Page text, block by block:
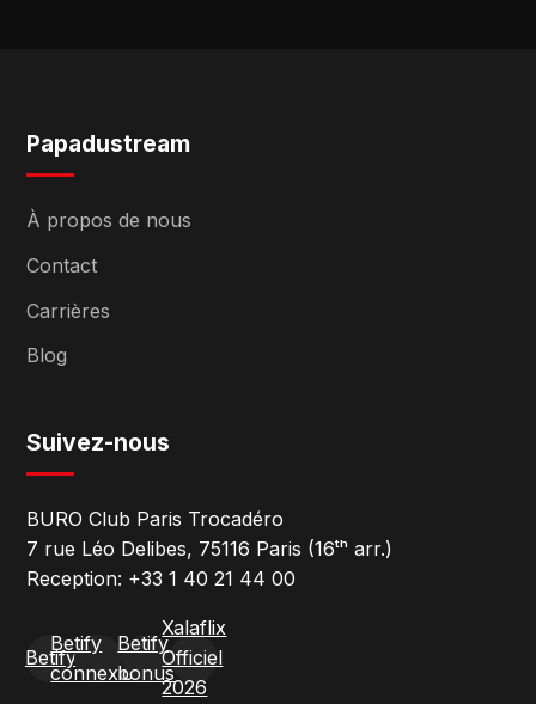
Papadustream
À propos de nous
Contact
Carrières
Blog
Suivez-nous
BURO Club Paris Trocadéro
7 rue Léo Delibes, 75116 Paris (16ᵗʰ arr.)
Reception: +33 1 40 21 44 00
Betify
Betify
connexion
Betify
bonus
Xalaflix
Officiel
2026